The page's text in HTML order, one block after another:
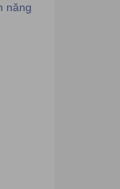
năng